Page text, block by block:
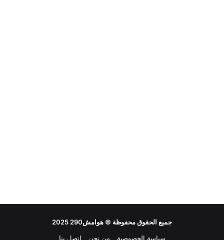
جميع الحقوق محفوظة © هوامش290
سياسة الخصوصية
من نحن اتصل بنا